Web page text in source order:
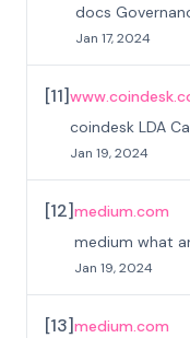
docs
Jan 17, 2024
[11]
coindesk LDA
Jan 19, 2024
[12]medium.com
medium what
Jan 19, 2024
[13]medium.com